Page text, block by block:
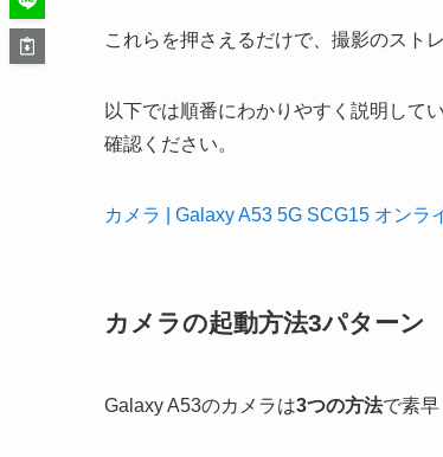
これらを押さえるだけで、撮影のスト
以下では順番にわかりやすく説明して
確認ください。
カメラ | Galaxy A53 5G SCG15 オンラ
カメラの起動方法3パターン
Galaxy A53のカメラは3つの方法で素早